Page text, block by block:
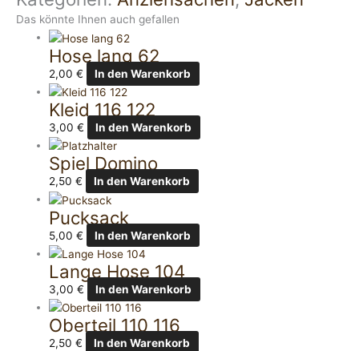
Das könnte Ihnen auch gefallen
Hose lang 62
2,00€ In den Warenkorb
Kleid 116 122
3,00€ In den Warenkorb
Spiel Domino
2,50€ In den Warenkorb
Pucksack
5,00€ In den Warenkorb
Lange Hose 104
3,00€ In den Warenkorb
Oberteil 110 116
2,50€ In den Warenkorb